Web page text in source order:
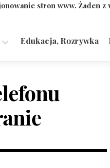
stron www. Żaden
Edukacja, Rozrywka